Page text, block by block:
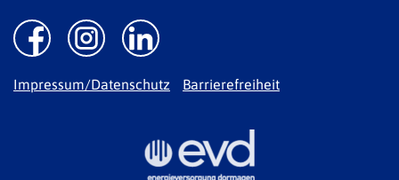
Impressum/Datenschutz Barrierefreiheit